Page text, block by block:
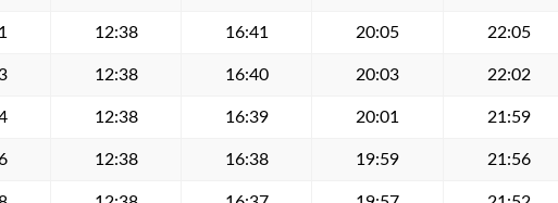
12:38 16:41 20:05 22:05
12:38 16:40 20:03 22:02
12:38 16:39 20:01 21:59
12:38 16:38 19:59 21:56